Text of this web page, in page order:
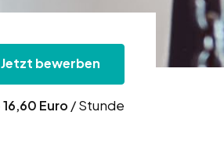
Jetzt bewerben
16,60 Euro / Stunde